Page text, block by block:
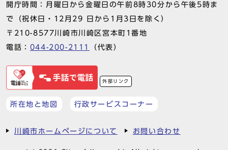
開庁時間：月曜日から金曜日の午前8時30分から午後5時ま
で（祝休日・12月29 日から1月3日を除く）
〒210-8577川崎市川崎区宮本町1番地
電話： 044-200-2111 （代表）
外部リンク
所在地と地図 行政サービスコーナー
川崎市ホームページについて お問い合わせ